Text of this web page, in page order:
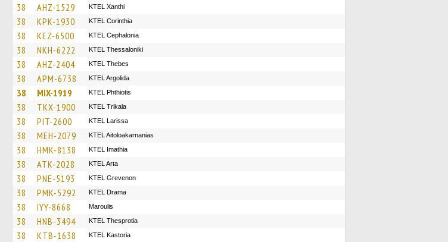
38 AHZ-1529 KTEL Xanthi
38 KPK-1930 KTEL Corinthia
38 KEZ-6500 KTEL Cephalonia
38 NKH-6222 KTEL Thessaloniki
38 AHZ-2404 KTEL Thebes
38 APM-6738 KTEL Argolida
38 MIX-1919 ΚΤΕL Phthiotis
38 TKX-1900 ΚΤΕL Τrikala
38 PIT-2600 KTEL Larissa
38 MEH-2079 KTEL Aitoloakarnanias
38 HMK-8138 KTEL Imathia
38 ATK-2028 KTEL Arta
38 PNE-5193 ΚΤΕL Grevenon
38 PMK-5292 KTEL Drama
38 IYY-8668 Maroulis
38 HNB-3494 KTEL Thesprotia
38 KTB-1638 KTEL Kastoria